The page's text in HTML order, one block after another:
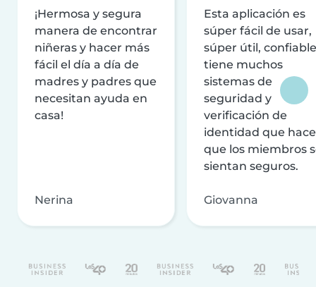
¡Hermosa y segura
manera de encontrar
niñeras y hacer más
fácil el día a día de
madres y padres que
necesitan ayuda en
casa!
Nerina
Esta aplicación es
súper fácil de usar,
súper útil,
tiene muchos
sistemas de
seguridad y
verificación de
identidad que
que los miembros
sientan seguros.
Giovanna